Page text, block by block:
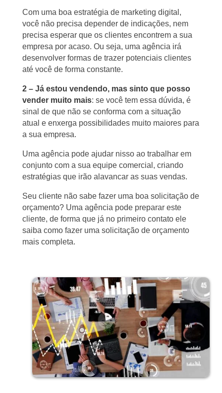
Com uma boa estratégia de marketing digital,
você não precisa depender de indicações, nem
precisa esperar que os clientes encontrem a sua
empresa por acaso. Ou seja, uma agência irá
desenvolver formas de trazer potenciais clientes
até você de forma constante.
2 – Já estou vendendo, mas sinto que posso
vender muito mais: se você tem essa dúvida, é
sinal de que não se conforma com a situação
atual e enxerga possibilidades muito maiores para
a sua empresa.
Uma agência pode ajudar nisso ao trabalhar em
conjunto com a sua equipe comercial, criando
estratégias que irão alavancar as suas vendas.
Seu cliente não sabe fazer uma boa solicitação de
orçamento? Uma agência pode preparar este
cliente, de forma que já no primeiro contato ele
saiba como fazer uma solicitação de orçamento
mais completa.